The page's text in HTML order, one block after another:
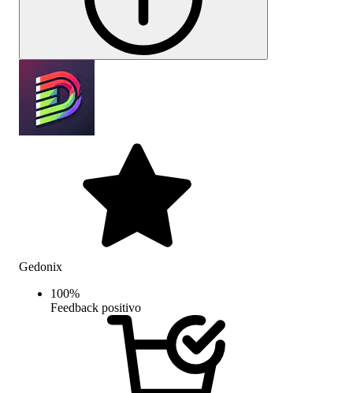
Gedonix
100%
Feedback positivo